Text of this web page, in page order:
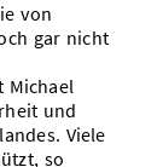
von
gar nicht
Michael
und
Viele
so